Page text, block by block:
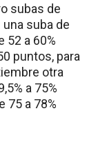
subas de
suba de
52 a 60%
puntos, para
otra
a 75%
75 a 78%